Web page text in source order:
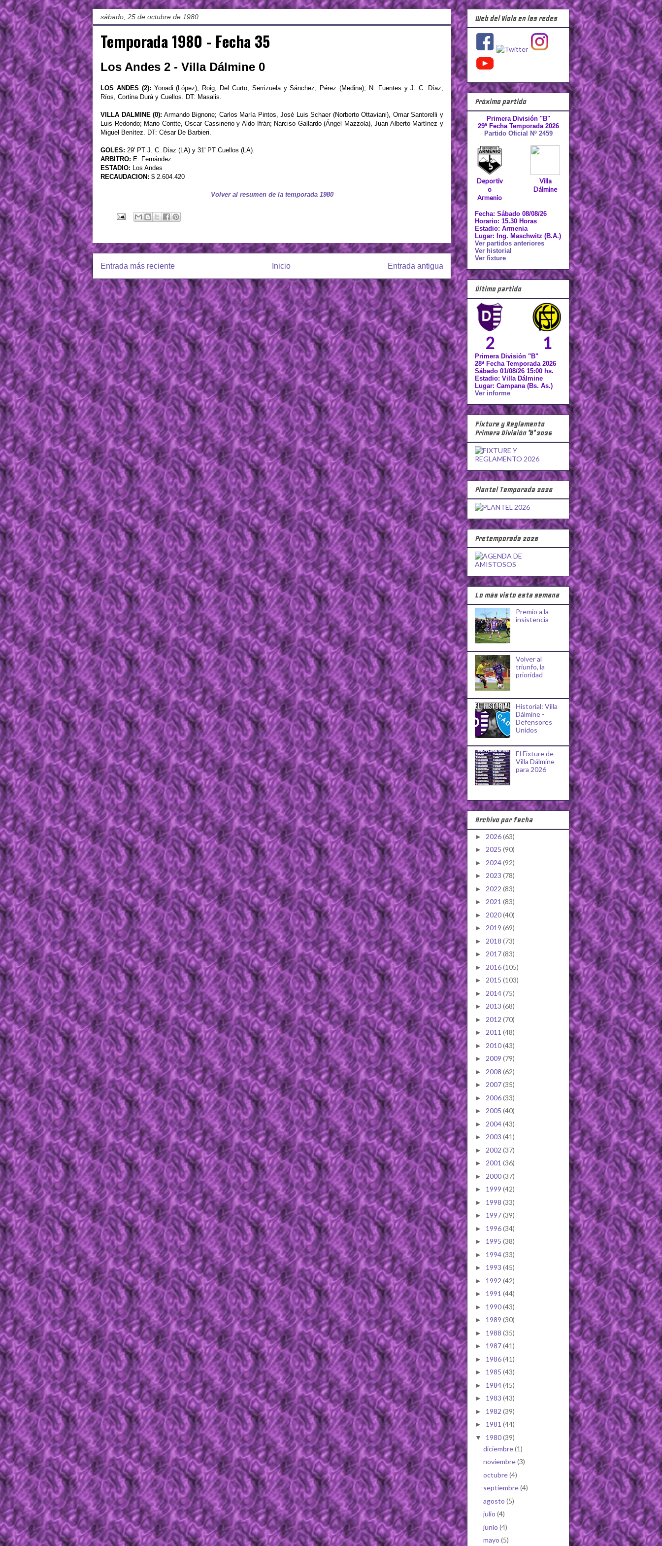
sábado, 25 de octubre de 1980
Temporada 1980 - Fecha 35
Los Andes 2 - Villa Dálmine 0
LOS ANDES (2): Yonadi (López); Roig, Del Curto, Serrizuela y Sánchez; Pérez (Medina), N. Fuentes y J. C. Díaz;
Ríos, Cortina Durá y Cuellos. DT: Masalis.
VILLA DALMINE (0): Armando Bignone; Carlos María Pintos, José Luis Schaer (Norberto Ottaviani), Omar Santorelli y
Luis Redondo; Mario Contte, Oscar Cassinerio y Aldo Ifrán; Narciso Gallardo (Ángel Mazzola), Juan Alberto Martínez y
Miguel Benítez. DT: César De Barbieri.
GOLES: 29' PT J. C. Díaz (LA) y 31' PT Cuellos (LA).
ARBITRO: E. Fernández
ESTADIO: Los Andes
RECAUDACION: $ 2.604.420
Volver al resumen de la temporada 1980
Entrada más reciente Entrada antigua
Inicio
Web del Viola en las redes
Próximo partido
Primera División "B"
29ª Fecha Temporada 2026
Partido Oficial Nº 2459
Deportiv
o
Armenio
Villa
Dálmine
Fecha: Sábado 08/08/26
Horario: 15.30 Horas
Estadio: Armenia
Lugar: Ing. Maschwitz (B.A.)
Ver partidos anteriores
Ver historial
Ver fixture
Último partido
2 1
Primera División "B"
28ª Fecha Temporada 2026
Sábado 01/08/26 15:00 hs.
Estadio: Villa Dálmine
Lugar: Campana (Bs. As.)
Ver informe
Fixture y Reglamento
Primera División "B" 2026
Plantel Temporada 2026
Pretemporada 2026
Lo más visto esta semana
Premio a la
insistencia
Volver al
triunfo, la
prioridad
Historial: Villa
Dálmine -
Defensores
Unidos
El Fixture de
Villa Dálmine
para 2026
Archivo por fecha
► 2026(63)
► 2025 (90)
► 2024(92)
► 2023 (78)
► 2022 (83)
► 2021 (83)
► 2020(40)
► 2019 (69)
► 2018 (73)
► 2017(83)
► 2016(105)
► 2015 (103)
► 2014(75)
► 2013 (68)
► 2012 (70)
► 2011 (48)
► 2010(43)
► 2009 (79)
► 2008 (62)
► 2007(35)
► 2006(33)
► 2005 (40)
► 2004(43)
► 2003 (41)
► 2002 (37)
► 2001 (36)
► 2000(37)
► 1999 (42)
► 1998 (33)
► 1997(39)
► 1996(34)
► 1995 (38)
► 1994(33)
► 1993 (45)
► 1992 (42)
► 1991 (44)
► 1990(43)
► 1989 (30)
► 1988 (35)
► 1987(41)
► 1986(41)
► 1985 (43)
► 1984(45)
► 1983 (43)
► 1982 (39)
► 1981 (44)
▼ 1980(39)
diciembre(1)
noviembre(3)
octubre(4)
septiembre(4)
agosto (5)
julio (4)
junio (4)
mayo (5)